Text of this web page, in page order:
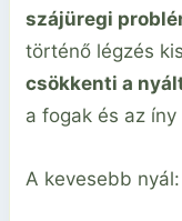
szájüregi
történő légzés
csökkenti a
a fogak és az
A kevesebb nyál: